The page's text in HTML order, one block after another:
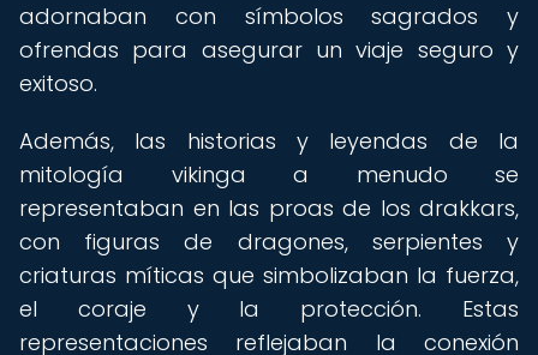
adornaban con símbolos sagrados y
ofrendas para asegurar un viaje seguro y
exitoso.
Además, las historias y leyendas de la
mitología vikinga a menudo se
representaban en las proas de los drakkars,
con figuras de dragones, serpientes y
criaturas míticas que simbolizaban la fuerza,
el coraje y la protección. Estas
representaciones reflejaban la conexión